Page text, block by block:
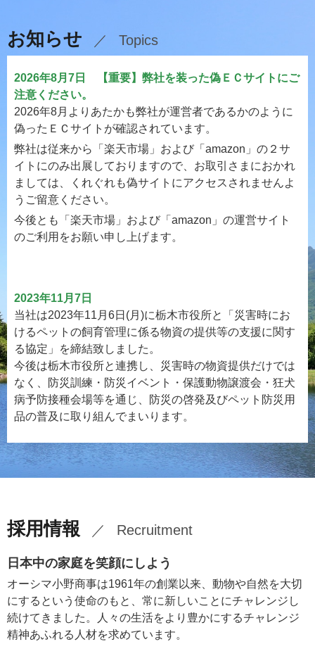
お知らせ Topics
2026年8月7日 【重要】弊社を装った偽ＥＣサイトにご
注意ください。
2026年8月よりあたかも弊社が運営者であるかのように
偽ったＥＣサイトが確認されています。
弊社は従来から「楽天市場」および「amazon」の２サ
イトにのみ出展しておりますので、お取引さまにおかれ
ましては、くれぐれも偽サイトにアクセスされませんよ
うご留意ください。
今後とも「楽天市場」および「amazon」の運営サイト
のご利用をお願い申し上げます。
2023年11月7日
当社は2023年11月6日(月)に栃木市役所と「災害時にお
けるペットの飼育管理に係る物資の提供等の支援に関す
る協定」を締結致しました。
今後は栃木市役所と連携し、災害時の物資提供だけでは
なく、防災訓練・防災イベント・保護動物譲渡会・狂犬
病予防接種会場等を通じ、防災の啓発及びペット防災用
品の普及に取り組んでまいります。
採用情報 Recruitment
日本中の家庭を笑顔にしよう
オーシマ小野商事は1961年の創業以来、動物や自然を大切
にするという使命のもと、常に新しいことにチャレンジし
続けてきました。人々の生活をより豊かにするチャレンジ
精神あふれる人材を求めています。